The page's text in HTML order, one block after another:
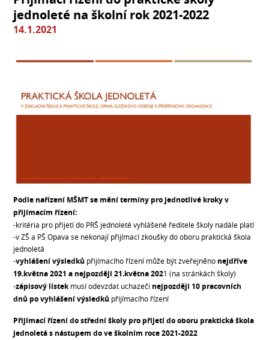
jednoleté na školní rok 2021-2022
14.1.2021
Podle nařízení MŠMT se mění termíny pro jednotlivé kroky v
přijímacím řízení:
-kritéria pro přijetí do PRŠ jednoleté vyhlášené ředitele školy nadále platí
-v ZŠ a PŠ Opava se nekonají přijímací zkoušky do oboru praktická škola
jednoletá
-vyhlášení výsledků přijímacího řízení může být zveřejněno nejdříve
19.května 2021 a nejpozději 21.května 2021 (na stránkách školy)
-zápisový lístekmusí odevzdat uchazeči nejpozději 10 pracovních
dnů po vyhlášení výsledků přijímacího řízení
Přijímací řízení do střední školy pro přijetí do oboru praktická škola
jednoletá s nástupem do ve školním roce 2021-2022